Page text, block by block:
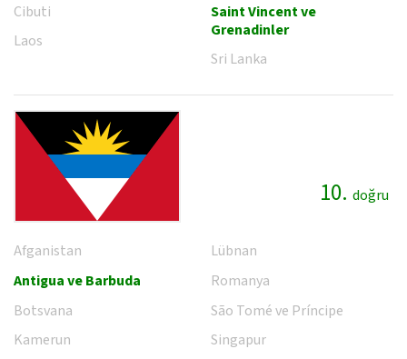
Cibuti
Laos
Saint Vincent ve
Grenadinler
Sri Lanka
10. doğru
Afganistan
Antigua ve Barbuda
Botsvana
Kamerun
Lübnan
Romanya
São Tomé ve Príncipe
Singapur